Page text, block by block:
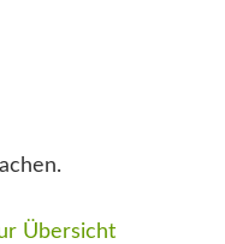
Übersicht